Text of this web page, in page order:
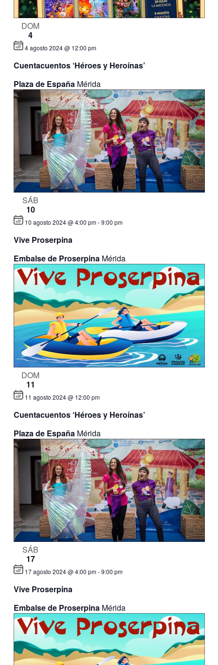
DOM
4
Cuentacuentos ‘Héroes y Heroínas’
4 agosto 2024 @ 12:00 pm
Plaza de España Mérida
SÁB
10
Vive Proserpina
10 agosto 2024 @ 4:00 pm-9:00 pm
Embalse de Proserpina Mérida
DOM
11
Cuentacuentos ‘Héroes y Heroínas’
11 agosto 2024 @ 12:00 pm
Plaza de España Mérida
SÁB
17
Vive Proserpina
17 agosto 2024 @ 4:00 pm-9:00 pm
Embalse de Proserpina Mérida